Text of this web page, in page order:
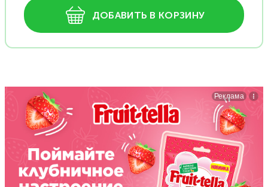
ДОБАВИТЬ В КОРЗИНУ